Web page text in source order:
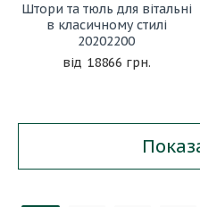
Штори та тюль для вітальні
в класичному стилі
20202200
18866 грн.